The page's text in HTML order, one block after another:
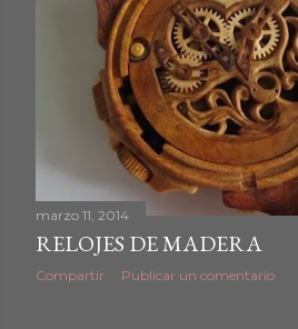
marzo 11, 2014
RELOJES DE MADERA
Compartir Publicar un comentario